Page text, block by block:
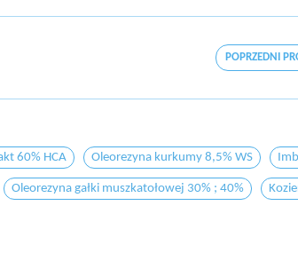
POPRZEDNI
60% HCA Oleorezyna kurkumy 8,5% WS
Oleorezyna gałki muszkatołowej 30% ; 40%